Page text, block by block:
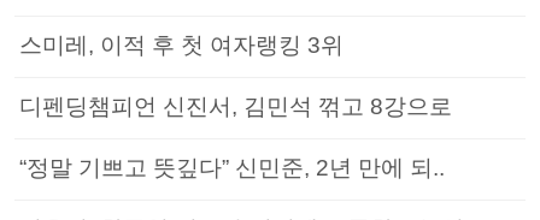
스미레, 이적 후 첫 여자랭킹 3위
디펜딩챔피언 신진서, 김민석 꺾고 8강으로
“정말 기쁘고 뜻깊다” 신민준, 2년 만에 되..